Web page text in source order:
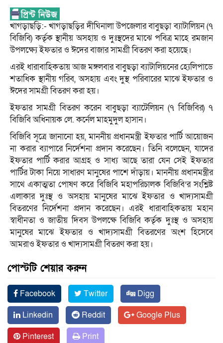
খাগড়াছড়ি:- খাগড়াছড়ির দীঘিনালা উপজেলার বাবুছড়া ব্যাটালিয়ন (৭
বিজিবি) কর্তৃক স্থানীয় অসহায় ও দুঃস্থদের মাঝে পবিত্র মাহে রমজান
উপলক্ষ্যে ইফতার ও ঈদের বাজার সামগ্রী বিতরণ করা হয়েছে।
এরই ধারাবাহিকতায় আজ মঙ্গলবার বাবুছড়া ব্যাটালিয়নের হ্যেলিপাডে
শতাধিক স্থানীয় গরিব, অসহায় এবং দুস্থ পরিবারের মাঝে ইফতার ও
ঈদের সামগ্রী বিতরণ করা হয়।
ইফতার সামগ্রী বিতরণ করেন বাবুছড়া ব্যাটেলিয়ন (৭ বিজিবির) ৭
বিজিবি অধিনায়ক লে. কর্নেল মাহমুদুল হাসান।
বিজিবি সূত্রে জানানো হয়, মাননীয় প্রধানমন্ত্রী ইফতার পার্টি আয়োজন
না করার ব্যাপারে নির্দেশনা প্রদান করেছেন। তিনি বলেছেন, যাদের
ইফতার পার্টি করার আগ্রহ ও সাধ্য আছে তারা যেন সেই ইফতার
পার্টির টাকা নিয়ে সাধারণ মানুষের পাশে দাঁড়ায়। মাননীয় প্রধানমন্ত্রীর
সাথে একাত্মতা পোষণ করে বিজিবি মহাপরিচালক বিজিবি’র সংশ্লিষ্ট
এলাকার দুঃস্থ ও অসহায় মানুষের মাঝে ইফতার ও খাদ্যসামগ্রী
বিতরণের নির্দেশনা প্রদান করেছেন। এরই ধারাবাহিকতায় মহান
স্বাধীনতা ও জাতীয় দিবস উপলক্ষে বিজিবি কর্তৃক দুঃস্থ ও অসহায়
মানুষের মাঝে ইফতার ও খাদ্যসামগ্রী বিতরণের অংশ হিসেবে
আমরাও ইফতার ও খাদ্যসামগ্রী বিতরণ করা হয়।
পোস্টটি শেয়ার করুন
Facebook Twitter
Digg
Linkedin
Reddit
Google Plus
Pinterest
Print